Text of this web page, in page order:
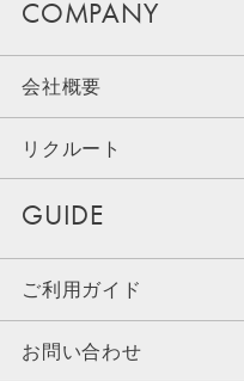
COMPANY
会社概要
リクルート
GUIDE
ご利用ガイド
お問い合わせ